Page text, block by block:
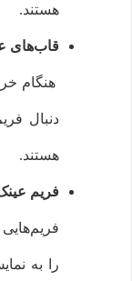
هستند.
قاب‌های
هنگام
دنبال
هستند.
فریم
را به